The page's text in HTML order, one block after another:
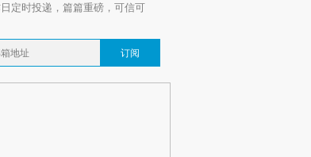
定时投递，篇篇重磅，可信可
订阅